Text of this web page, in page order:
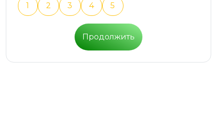
1 2 3 4 5
Продолжить